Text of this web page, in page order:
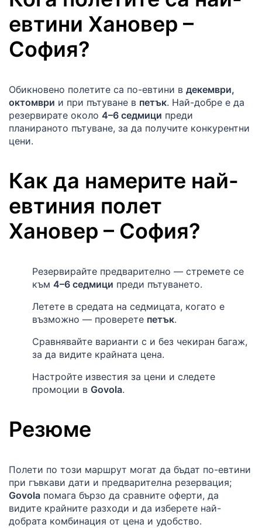
евтини Хановер –
София?
Обикновено полетите са по-евтини в декември,
октомври и при пътуване в петък. Най-добре е да
резервирате около 4–6 седмици преди
планираното пътуване, за да получите конкурентни
цени.
Как да намерите най-
евтиния полет
Хановер – София?
Резервирайте предварително — стремете се
към 4–6 седмици преди пътуването.
Летете в средата на седмицата, когато е
възможно — проверете петък.
Сравнявайте варианти с и без чекиран багаж,
за да видите крайната цена.
Настройте известия за цени и следете
промоции в Govola.
Резюме
Полети по този маршрут могат да бъдат по-евтини
при гъвкави дати и предварителна резервация;
Govola помага бързо да сравните оферти, да
видите крайните разходи и да изберете най-
добрата комбинация от цена и удобство.